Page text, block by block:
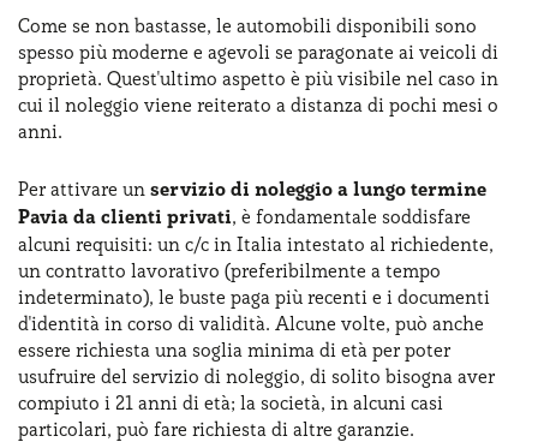
Come se non bastasse, le automobili disponibili sono
spesso più moderne e agevoli se paragonate ai veicoli di
proprietà. Quest'ultimo aspetto è più visibile nel caso in
cui il noleggio viene reiterato a distanza di pochi mesi o
anni.
Per attivare un servizio di noleggio a lungo termine
Pavia da clienti privati, è fondamentale soddisfare
alcuni requisiti: un c/c in Italia intestato al richiedente,
un contratto lavorativo (preferibilmente a tempo
indeterminato), le buste paga più recenti e i documenti
d'identità in corso di validità. Alcune volte, può anche
essere richiesta una soglia minima di età per poter
usufruire del servizio di noleggio, di solito bisogna aver
compiuto i 21 anni di età; la società, in alcuni casi
particolari, può fare richiesta di altre garanzie.